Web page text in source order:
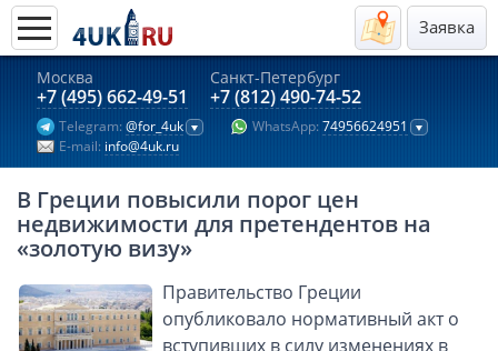
Заявка
Москва
+7 (495) 662-49-51
Санкт-Петербург
+7 (812) 490-74-52
Telegram: @for_4uk WhatsApp: 74956624951
E-mail: info@4uk.ru
Актуальные предложения 2026
Компании в Гонконге
Английские компании LTD
Киргизия (компания и счёт)
Компании в Китае
Казахстан (компания и счёт)
Открытие счета в банках Казахстана
В Греции повысили порог цен
недвижимости для претендентов на
«золотую визу»
Правительство Греции
опубликовало нормативный акт о
вступивших в силу изменениях в